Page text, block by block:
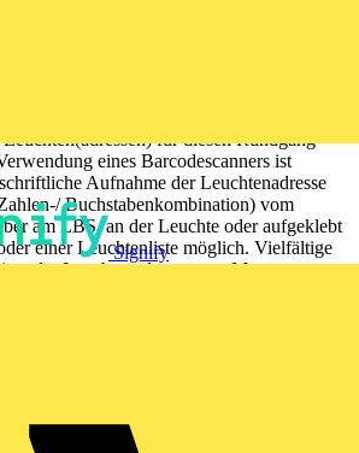
Signify
mobile, Sentara Pocket Scan oder
vor Ort an der Leuchte vorhandenen
oder eingescannt werden und der
ort) und die Schaltungsart eingegeben
weniger komfortabel, ist der Ausdruck einer
vom Sentara-System
für diesen Rundgang
eines Barcodescanners ist
Aufnahme der Leuchtenadresse
Buchstabenkombination) vom
am LBS, an der Leuchte oder aufgeklebt
einer Leuchtenliste möglich. Vielfältige
der Leuchtenadresse zum Montageort
zum Leuchteneinbau
der Leuchte der Sicherheits-
Netzüberwachungseingang (EN 50172
Allgemein- beleuchtung
US über die Versorgungs- leitung,
und Änderung der Schaltungsart per
an beliebiger Stelle am Sentara Bus,
LBS erforderlich LBS mit einzigartiger, sich